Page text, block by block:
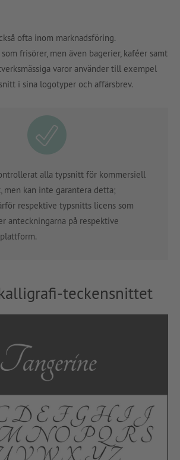
ofta inom marknadsföring.
frisörer, men även bagerier, kaféer samt
varor använder till exempel
i sina logotyper och affärsbrev.
alla typsnitt för kommersiell
men kan inte garantera detta;
respektive typsnitts licens som
anteckningarna på respektive
teckensnittet